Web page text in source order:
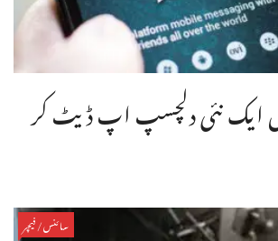
ایک نئی دلچسپ اپ ڈیٹ کر
سائنس/فیچر